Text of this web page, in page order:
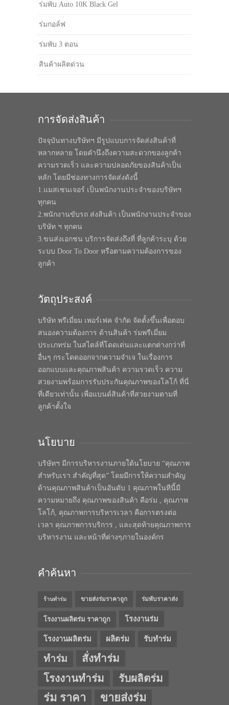
ร่มพับ Auto 10K Black Gel
ร่มกอล์ฟ
ร่มพับ 3 ตอน
สินค้าผลิตด่วน
การจัดส่งสินค้า
ปัจจุบันทางบริษัทฯ มีรูปแบบการจัดส่งสินค้าที่
หลากหลาย โดยคำนึงถึงความสะดวกของลูกค้า
ความรวดเร็ว และความปลอดภัยของสินค้าเป็น
หลัก โดยมีช่องทางการจัดส่งดังนี้
1.แมสเซนเจอร์ เป็นพนักงานประจำของบริษัทฯ
ทุกคน
2.พนักงานขับรถ ส่งสินค้า เป็นพนักงานประจำของ
บริษัท ฯ ทุกคน
3.ขนส่งเอกชน บริการจัดส่งถึงที่ ที่ลูกค้าระบุ ด้วย
ระบบ Door To Door หรือตามความต้องการของ
ลูกค้า
วัตถุประสงค์
บริษัท พรีเมี่ยม เพอร์เฟค จำกัด จัดตั้งขึ้นเพื่อตอบ
สนองความต้องการ ด้านสินค้า ร่มพรีเมี่ยม
ประเภทร่ม ในสไตล์ที่โดดเด่นและแตกต่างกว่าที่
อื่นๆ กระโดดออกจากความจำเจ ในเรื่องการ
ออกแบบและคุณภาพสินค้า ความรวดเร็ว ความ
สวยงามพร้อมการรับประกันคุณภาพของโลโก้ ที่นี่
ที่เดียวเท่านั้น เพื่อแบนด์สินค้าที่สวยงามตามที่
ลูกค้าตั้งใจ
นโยบาย
บริษัทฯ มีการบริหารงานภายใต้นโยบาย “คุณภาพ
สำหรับเรา สำคัญที่สุด” โดยมีการให้ความสำคัญ
ด้านคุณภาพสินค้าเป็นอันดับ 1 คุณภาพในทีนี้มี
ความหมายถึง คุณภาพของสินค้า คือร่ม , คุณภาพ
โลโก้, คุณภาพการบริหารเวลา คือการตรงต่อ
เวลา คุณภาพการบริการ , และสุดท้ายคุณภาพการ
บริหารงาน และหน้าที่ต่างๆภายในองค์กร
คำค้นหา
ร้านทำร่ม ขายส่งร่มราคาถูก ร่มพับราคาส่ง
โรงงานผลิตร่ม ราคาถูก โรงงานร่ม
โรงงานผลิตร่ม ผลิตร่ม รับทำร่ม
ทำร่ม
สั่งทำร่ม
โรงงานทำร่ม
รับผลิตร่ม
ร่ม ราคา ขายส่งร่ม